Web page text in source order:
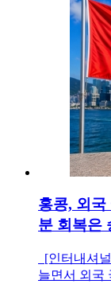
홍콩, 외
분 회복은
[인터내셔
늘면서 외국